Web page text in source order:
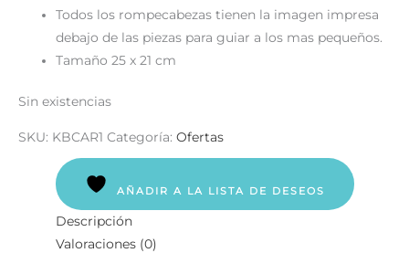
Todos los rompecabezas tienen la imagen impresa
debajo de las piezas para guiar a los mas pequeños.
Tamaño 25 x 21 cm
Sin existencias
SKU: KBCAR1 Categoría: Ofertas
AÑADIR A LA LISTA DE DESEOS
Descripción
Valoraciones (0)